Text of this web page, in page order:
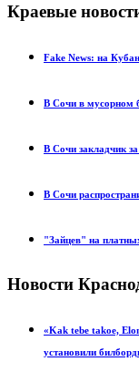
Краевые
Fake News: на
В Сочи в мусорном
В Сочи закладчик
В Сочи
"Зайцев" на
Новости
«Kak tebe takoe,
установили